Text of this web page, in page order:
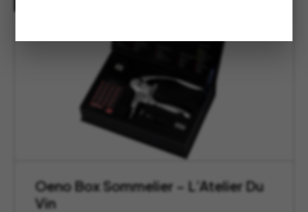
Oeno Box Sommelier – L’Atelier Du
Vin